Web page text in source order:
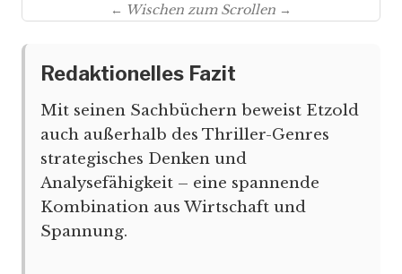
← Wischen zum Scrollen →
Redaktionelles Fazit
Mit seinen Sachbüchern beweist Etzold
auch außerhalb des Thriller-Genres
strategisches Denken und
Analysefähigkeit – eine spannende
Kombination aus Wirtschaft und
Spannung.